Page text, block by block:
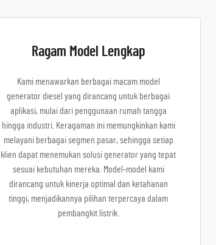
Ragam Model Lengkap
Kami menawarkan berbagai macam model
generator diesel yang dirancang untuk berbagai
aplikasi, mulai dari penggunaan rumah tangga
hingga industri. Keragaman ini memungkinkan kami
melayani berbagai segmen pasar, sehingga setiap
klien dapat menemukan solusi generator yang tepat
sesuai kebutuhan mereka. Model-model kami
dirancang untuk kinerja optimal dan ketahanan
tinggi, menjadikannya pilihan terpercaya dalam
pembangkit listrik.